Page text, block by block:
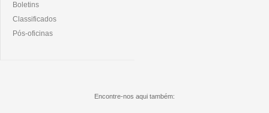
Boletins
Classificados
Pós-oficinas
Encontre-nos aqui também: